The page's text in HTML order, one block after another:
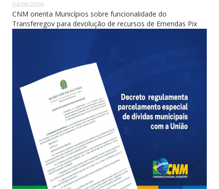
04/08/2026
CNM orienta Municípios sobre funcionalidade do
Transferegov para devolução de recursos de Emendas Pix